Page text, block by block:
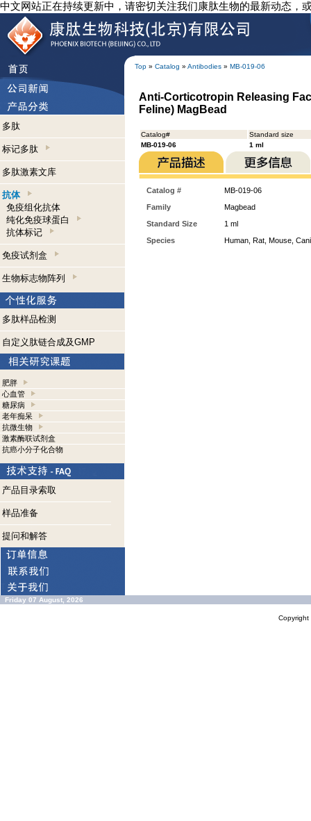
中文网站正在持续更新中，请密切关注我们康肽生物的最新动态，
Top » Catalog » Antibodies » MB-019-06
多肽
标记多肽
多肽激素文库
抗体
免疫组化抗体
纯化免疫球蛋白
抗体标记
免疫试剂盒
生物标志物阵列
多肽样品检测
自定义肽链合成及GMP
肥胖
心血管
糖尿病
老年痴呆
抗微生物
激素酶联试剂盒
抗癌小分子化合物
产品目录索取
样品准备
提问和解答
Anti-Corticotropin Releasing
Feline) MagBead
Catalog#
Standard size
MB-019-06
1 ml
Catalog #
MB-019-06
Family
Magbead
Standard Size
1 ml
Species
Human, Rat, Mouse,
Friday 07 August, 2026